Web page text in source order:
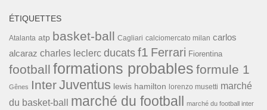
ÉTIQUETTES
Atalanta atp basket-ball Cagliari calciomercato milan carlos
alcaraz charles leclerc ducats f1 Ferrari Fiorentina
football formations probables formule 1
Gênes InterJuventus lewis hamilton lorenzo musetti marché
du basket-ball
marché du football marché du football inter